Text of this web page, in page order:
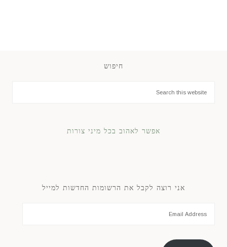
חיפוש
אפשר לאהוב בכל מיני צורות
אני רוצה לקבל את הרשומות החדשות למייל